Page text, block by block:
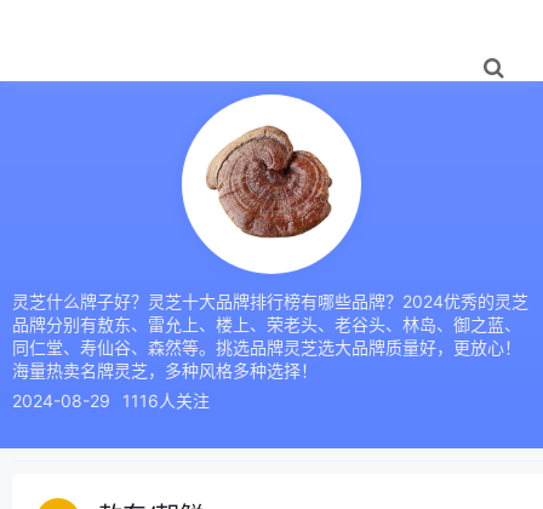
灵芝什么牌子好？灵芝十大品牌排行榜有哪些品牌？2024优秀的灵芝
品牌分别有敖东、雷允上、楼上、荣老头、老谷头、林岛、御之蓝、
同仁堂、寿仙谷、森然等。挑选品牌灵芝选大品牌质量好，更放心！
海量热卖名牌灵芝，多种风格多种选择！
2024-08-29
1116人关注